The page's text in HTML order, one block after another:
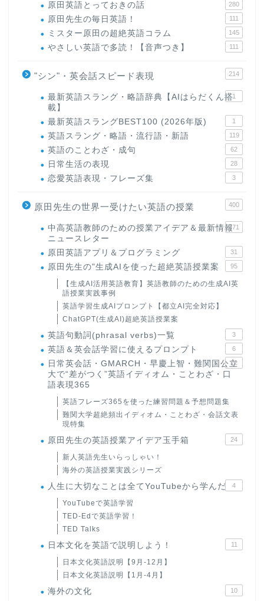
原田英語とっておきの話 280
原田先生の毎日英語！ 111
ミスター原田の超絶英語コラム 145
やさしい英語で多読！【音声つき】 111
"シン"・英会話スピード表現 214
最新英語スラング・略語辞典【AIはらだくん搭
載】
1
最新英語スラングBEST100 (2026年版) 1
英語スラング・略語・流行語・新語 119
英語のことわざ・成句 62
日常生活の表現 28
恋愛英語表現・フレーズ集 3
原田先生の世界一受けたい英語の授業 400
中高英語教師のための授業アイデア＆最新情報
ニュースレター
171
原田英語アプリ＆プログラミング 31
原田先生の"生成AIを使った超絶英語授業案 95
【生成AI活用英語教育】英語教師のための生成AI英
語授業実践事例
英語学習生成AIプロンプト【都立AI完全対応】
ChatGPT(生成AI)超絶英語授業案
英語句動詞(phrasal verbs)一覧 3
英語＆英会話学習に使えるプロンプト 6
日常英会話・GMARCH・早慶上智・難関国公立
大で“差がつく”英語イディオム・ことわざ・口
語表現365
22
英語フレーズ365を使った練習問題＆予想問題集
難関大学超絶頻出イディオム・ことわざ・会話文表
現特集
原田先生の英語授業アイデア玉手箱 24
新人英語先生いらっしゃい！
海外の英語授業実践シリーズ
人生に大切なことは全てYouTubeから学んだ 4
YouTubeで英語学習
TED-Edで英語学習！
TED Talks
日本文化を英語で説明しよう！ 11
日本文化英語説明【9月-12月】
日本文化英語説明【1月-4月】
海外の文化 10